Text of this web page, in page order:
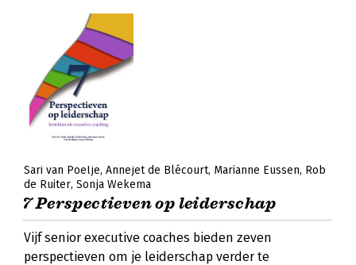
Sari van Poelje Annejet de Blécourt Marianne Eussen Rob
de Ruiter Sonja Wekema
7 Perspectieven op leiderschap
Vijf senior executive coaches bieden zeven
perspectieven om je leiderschap verder te